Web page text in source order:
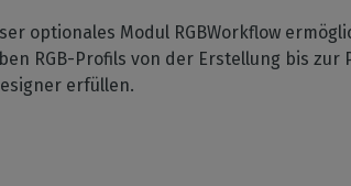
optionales Modul RGBWorkflow
RGB-Profils von der Erstellung bis
erfüllen.